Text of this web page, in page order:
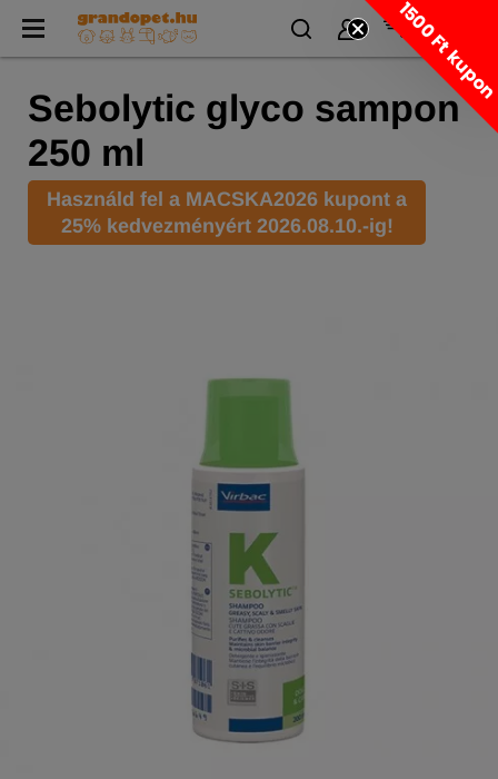
Sebolytic glyco sampon
250 ml
Használd fel a MACSKA2026 kupont a
25% kedvezményért 2026.08.10.-ig!
1500 Ft